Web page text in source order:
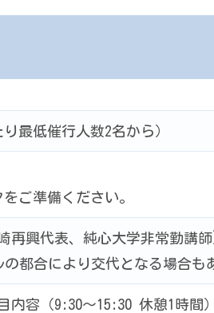
最低催行人数2名から）
ご準備ください。
興代表、純心大学非常勤講
都合により交代となる場合も
内容（9:30〜15:30 休憩1時間